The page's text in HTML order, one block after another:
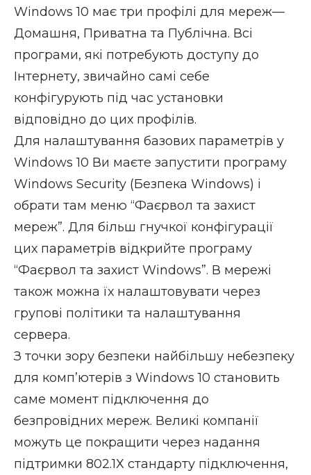
Windows 10 має три профілі для мереж—
Домашня, Приватна та Публічна. Всі
програми, які потребують доступу до
Інтернету, звичайно самі себе
конфігурують під час установки
відповідно до цих профілів.
Для налаштування базових параметрів у
Windows 10 Ви маєте запустити програму
Windows Security (Безпека Windows) і
обрати там меню “Фаєрвол та захист
мереж”. Для більш гнучкої конфігурації
цих параметрів відкрийте програму
“Фаєрвол та захист Windows”. В мережі
також можна їх налаштовувати через
групові політики та налаштування
сервера.
З точки зору безпеки найбільшу небезпеку
для комп’ютерів з Windows 10 становить
саме момент підключення до
безпровідних мереж. Великі компанії
можуть це покращити через надання
підтримки 802.1Х стандарту підключення,